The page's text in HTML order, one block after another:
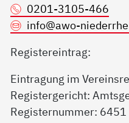
0201-3105-466
info@awo-
Registereintrag:
Eintragung im
Registergericht:
Registernummer: 6451